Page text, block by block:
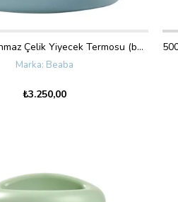
500 ml Paslanmaz Çelik Yiyecek Termosu (baltic blue/white)
Beaba
₺3.250,00